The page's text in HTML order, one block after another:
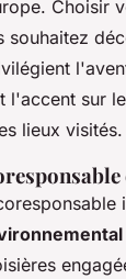
Choisir
souhaitez
l'accent sur
lieux visités.